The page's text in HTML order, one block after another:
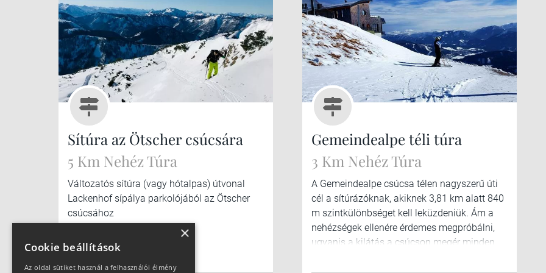
Sítúra az Ötscher csúcsára
5 Km Nehéz Túra
Változatós sítúra (vagy hótalpas) útvonal
Lackenhof sípálya parkolójából az Ötscher
csúcsához
Gemeindealpe téli túra
3 Km Nehéz Túra
A Gemeindealpe csúcsa télen nagyszerű úti
cél a sítúrázóknak, akiknek 3,81 km alatt 840
m szintkülönbséget kell leküzdeniük. Ám a
nehézségek ellenére érdemes megpróbálni,
ugyanis a kilátás a csúcson megér minden
×
Cookie beállítások
Az oldal sütiket használ a felhasználói élmény